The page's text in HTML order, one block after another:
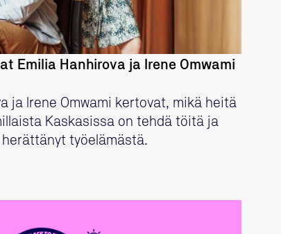
Emilia Hanhirova ja Irene Omwami
ja Irene Omwami kertovat, mikä heitä
Kaskasissa on tehdä töitä ja
työelämästä.